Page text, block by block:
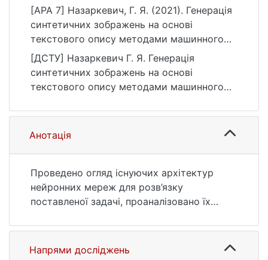
[APA 7] Назаркевич, Г. Я. (2021). Генерація
синтетичних зображень на основі
текстового опису методами машинного
навчання [Магістерська робота, Київський
національний університет імені Тараса
Шевченка]. eKNUTSHIR.
https://ir.library.knu.ua/handle/123456789/28
36
[ДСТУ] Назаркевич Г. Я. Генерація
синтетичних зображень на основі
текстового опису методами машинного
12 Інформаційні технології. Київ, 2021. 63 с.
URL:
https://ir.library.knu.ua/handle/123456789/28
Анотація
Проведено огляд існуючих архітектур
нейронних мереж для розв’язку
поставленої задачі, проаналізовано їх
цих нейронних мереж за допомогою
показників Inception Score. Також
Напрями досліджень